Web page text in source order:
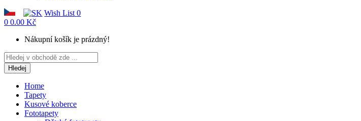
Wish List 0
0 0.00 Kč
Nákupní košík je prázdný!
Hledej
Home
Tapety
Kusové koberce
Fototapety